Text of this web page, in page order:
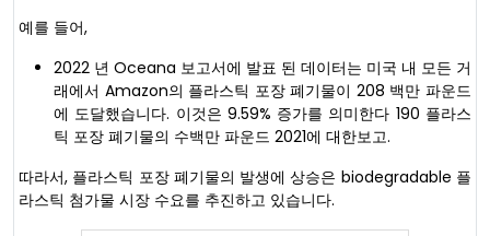
예를 들어,
2022 년 Oceana 보고서에 발표 된 데이터는 미국 내 모든 거
래에서 Amazon의 플라스틱 포장 폐기물이 208 백만 파운드
에 도달했습니다. 이것은 9.59% 증가를 의미한다 190 플라스
틱 포장 폐기물의 수백만 파운드 2021에 대한보고.
따라서, 플라스틱 포장 폐기물의 발생에 상승은 biodegradable 플
라스틱 첨가물 시장 수요를 추진하고 있습니다.